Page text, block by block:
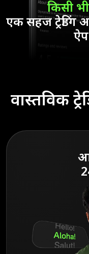
किसी
एक सहज ट्रेडिंग
वास्तविक